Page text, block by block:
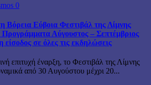
0
Βόρεια Εύβοια Φεστιβάλ της Λίμνης
Προγράμματα Αύγουστος – Σεπτέμβριος
είσοδος σε όλες τις εκδηλώσεις
επιτυχή έναρξη, το Φεστιβάλ της Λίμνης
από 30 Αυγούστου μέχρι 20...